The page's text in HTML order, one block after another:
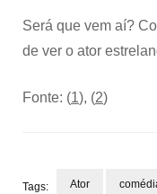
Será que vem aí?
de ver o ator
Fonte: (1), (2)
Tags: Ator